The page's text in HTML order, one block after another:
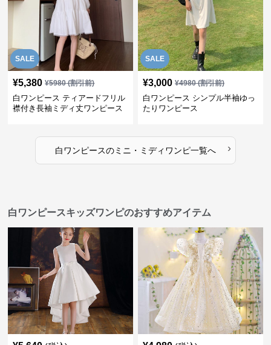
SALE
¥5,380 ¥5980(割引前)
白ワンピース ティアードフリル
襟付き長袖ミディ丈ワンピース
SALE
¥3,000 ¥4980(割引前)
白ワンピース シンプル半袖ゆっ
たりワンピース
白ワンピースのミニ・ミディワンピ一覧へ ›
白ワンピースキッズワンピのおすすめアイテム